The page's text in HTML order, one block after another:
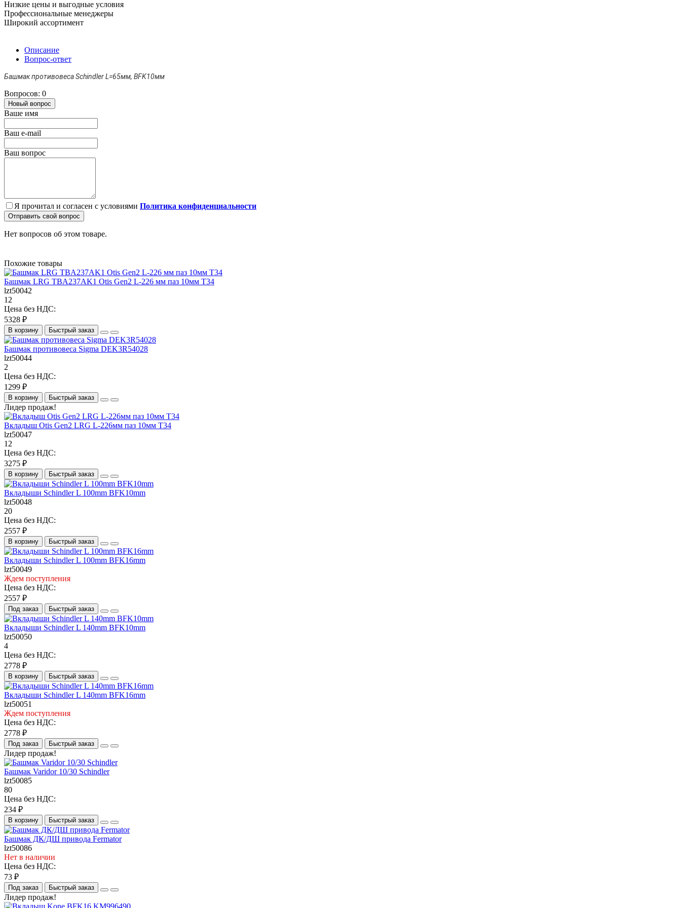
Низкие цены и выгодные условия
Профессиональные менеджеры
Широкий ассортимент
Описание
Вопрос-ответ
Башмак противовеса Schindler L=65мм, BFK10мм
Вопросов: 0
Новый вопрос
Ваше имя
Ваш e-mail
Ваш вопрос
Я прочитал и согласен с условиями Политика конфиденциальности
Отправить свой вопрос
Нет вопросов об этом товаре.
Похожие товары
Башмак LRG TBA237AK1 Otis Gen2 L-226 мм паз 10мм Т34
lzt50042
12
Цена без НДС:
5328 ₽
В корзину Быстрый заказ
Башмак противовеса Sigma DEK3R54028
lzt50044
2
Цена без НДС:
1299 ₽
В корзину Быстрый заказ
Лидер продаж!
Вкладыш Otis Gen2 LRG L-226мм паз 10мм Т34
lzt50047
12
Цена без НДС:
3275 ₽
В корзину Быстрый заказ
Вкладыши Schindler L 100mm BFK10mm
lzt50048
20
Цена без НДС:
2557 ₽
В корзину Быстрый заказ
Вкладыши Schindler L 100mm BFK16mm
lzt50049
Ждем поступления
Цена без НДС:
2557 ₽
Под заказ Быстрый заказ
Вкладыши Schindler L 140mm BFK10mm
lzt50050
4
Цена без НДС:
2778 ₽
В корзину Быстрый заказ
Вкладыши Schindler L 140mm BFK16mm
lzt50051
Ждем поступления
Цена без НДС:
2778 ₽
Под заказ Быстрый заказ
Лидер продаж!
Башмак Varidor 10/30 Schindler
lzt50085
80
Цена без НДС:
234 ₽
В корзину Быстрый заказ
Башмак ДК/ДШ привода Fermator
lzt50086
Нет в наличии
Цена без НДС:
73 ₽
Под заказ Быстрый заказ
Лидер продаж!